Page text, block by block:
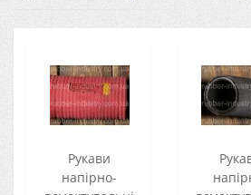
Рукави
напірно-